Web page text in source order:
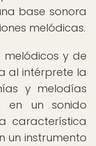
base sonora
melódicas.
y de
al intérprete la
y melodías
en un sonido
característica
un instrumento